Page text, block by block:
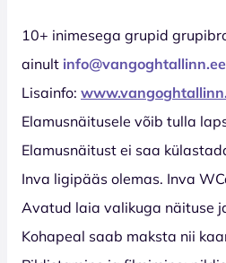
10+ inimesega grupid
ainult info@vangoghtallinn.ee
Lisainfo:
Elamusnäitusele võib tulla
Elamusnäitust ei saa
Inva ligipääs olemas. Inva
Avatud laia valikuga näituse
Kohapeal saab maksta nii